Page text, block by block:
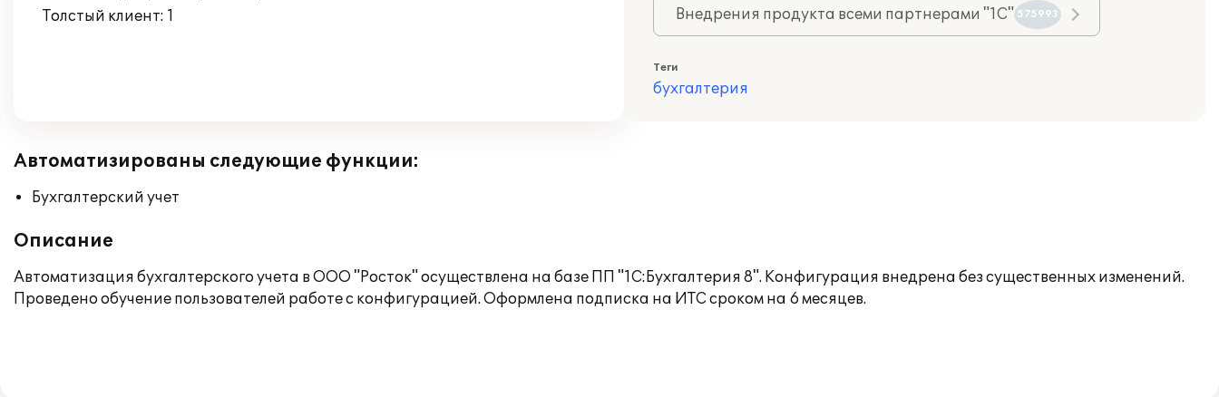
Толстый клиент: 1 Внедрения продукта всеми партнерами "1С" 575993
Теги
бухгалтерия
Автоматизированы следующие функции:
Бухгалтерский учет
Описание
Автоматизация бухгалтерского учета в ООО "Росток" осуществлена на базе ПП "1С:Бухгалтерия 8". Конфигурация внедрена без существенных изменений.
Проведено обучение пользователей работе с конфигурацией. Оформлена подписка на ИТС сроком на 6 месяцев.